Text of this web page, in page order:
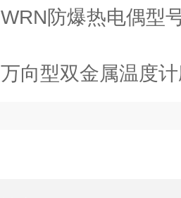
WRN防爆热电偶型
万向型双金属温度